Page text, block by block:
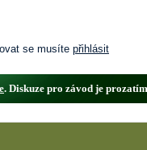
se musíte přihlásit
. Diskuze pro závod je